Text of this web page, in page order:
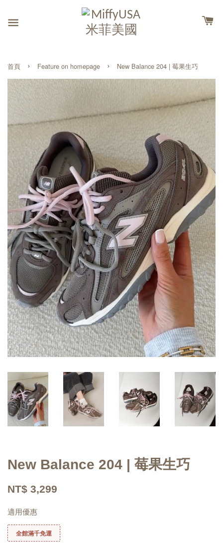
首頁 › Feature on homepage › New Balance 204 | 莓果生巧
New Balance 204 | 莓果生巧
NT$ 3,299
適用優惠
全館滿千免運